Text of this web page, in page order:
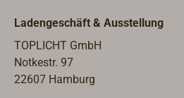
Ladengeschäft & Ausstellung
TOPLICHT GmbH
Notkestr. 97
22607 Hamburg